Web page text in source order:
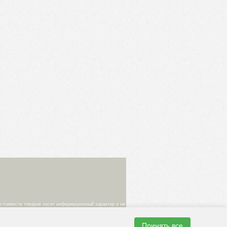
товаров носит информационный характер и ни
цены заказанного товара является